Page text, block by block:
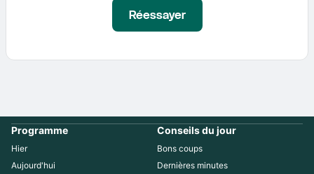
Réessayer
Programme
Hier
Aujourd'hui
Conseils du jour
Bons coups
Dernières minutes